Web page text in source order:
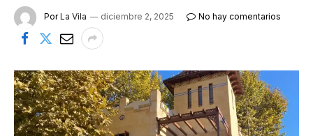
Por La Vila diciembre 2, 2025 No hay comentarios